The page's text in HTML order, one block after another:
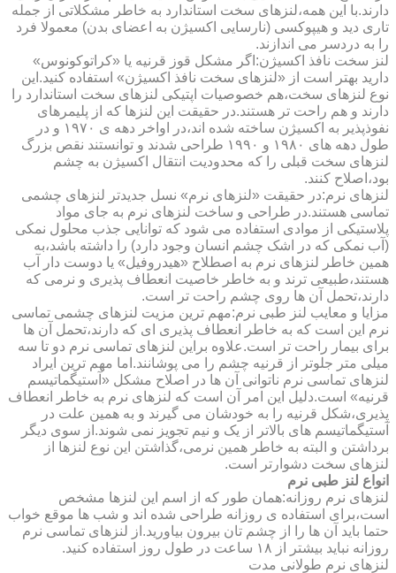
دارند.با این همه،لنزهای سخت استاندارد به خاطر مشکلاتی از جمله
تاری دید و هیپوکسی (نارسایی اکسیژن به اعضای بدن) معمولا فرد
را به دردسر می اندازند.
لنز سخت نافذ اکسیژن:اگر مشکل قوز قرنیه یا «کراتوکونوس»
دارید بهتر است از «لنزهای سخت نافذ اکسیژن» استفاده کنید.این
نوع لنزهای سخت،هم خصوصیات اپتیکی لنزهای سخت استاندارد را
دارند و هم راحت تر هستند.در حقیقت این لنزها که از پلیمرهای
نفوذپذیر به اکسیژن ساخته شده اند،در اواخر دهه ی ۱۹۷۰ و در
طول دهه های ۱۹۸۰ و ۱۹۹۰ طراحی شدند و توانستند نقص بزرگ
لنزهای سخت قبلی را که محدودیت انتقال اکسیژن به چشم
بود،اصلاح کنند.
لنزهای نرم:در حقیقت «لنزهای نرم» نسل جدیدتر لنزهای چشمی
تماسی هستند.در طراحی و ساخت لنزهای نرم به جای مواد
پلاستیکی از موادی استفاده می شود که توانایی جذب محلول نمکی
(آب نمکی که در اشک چشم انسان وجود دارد) را داشته باشد،به
همین خاطر لنزهای نرم به اصطلاح «هیدروفیل» یا دوست دار آب
هستند،طبیعی ترند و به خاطر خاصیت انعطاف پذیری و نرمی که
دارند،تحمل آن ها روی چشم راحت تر است.
مزایا و معایب لنز طبی نرم:مهم ترین مزیت لنزهای چشمی تماسی
نرم این است که به خاطر انعطاف پذیری ای که دارند،تحمل آن ها
برای بیمار راحت تر است.علاوه براین لنزهای تماسی نرم دو تا سه
میلی متر جلوتر از قرنیه چشم را می پوشانند.اما مهم ترین ایراد
لنزهای تماسی نرم ناتوانی آن ها در اصلاح مشکل «آستیگماتیسم
قرنیه» است.دلیل این امر آن است که لنزهای نرم به خاطر انعطاف
پذیری،شکل قرنیه را به خودشان می گیرند و به همین علت در
آستیگماتیسم های بالاتر از یک و نیم تجویز نمی شوند.از سوی دیگر
برداشتن و البته به خاطر همین نرمی،گذاشتن این نوع لنزها از
لنزهای سخت دشوارتر است.
انواع لنز طبی نرم
لنزهای نرم روزانه:همان طور که از اسم این لنزها مشخص
است،برای استفاده ی روزانه طراحی شده اند و شب ها موقع خواب
حتما باید آن ها را از چشم تان بیرون بیاورید.از لنزهای تماسی نرم
روزانه نباید بیشتر از ۱۸ ساعت در طول روز استفاده کنید.
لنزهای نرم طولانی مدت